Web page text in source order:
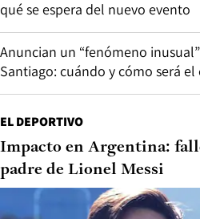
qué se espera del nuevo evento
Anuncian un “fenómeno
Santiago: cuándo y cómo será el
EL DEPORTIVO
Impacto en Argentina:
padre de Lionel Messi